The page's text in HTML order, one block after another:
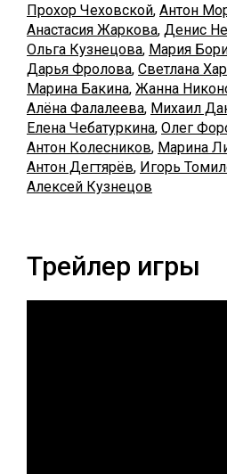
Прохор Чеховской, Антон
Анастасия Жаркова, Денис
Ольга Кузнецова, Мария
Дарья Фролова, Светлана
Марина Бакина, Жанна
Алёна Фалалеева, Михаил
Елена Чебатуркина, Олег
Антон Колесников, Марина
Антон Дегтярёв, Игорь
Алексей Кузнецов
Трейлер игры